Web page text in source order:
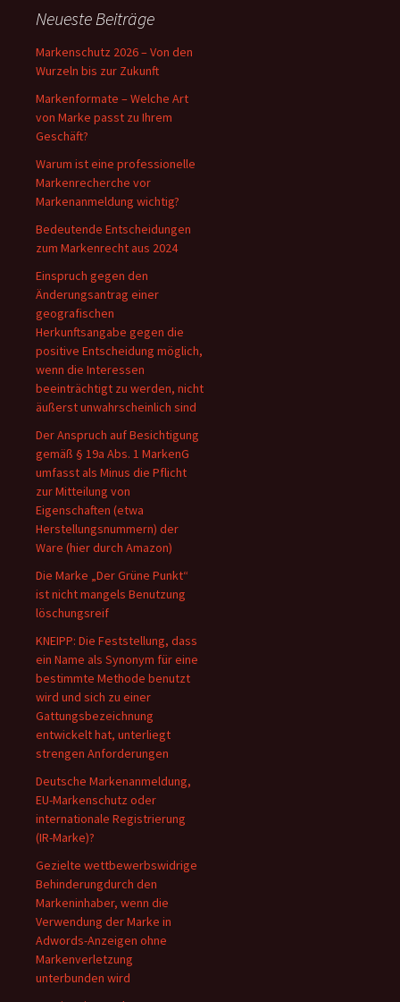
Neueste Beiträge
Markenschutz 2026 – Von den
Wurzeln bis zur Zukunft
Markenformate – Welche Art
von Marke passt zu Ihrem
Geschäft?
Warum ist eine professionelle
Markenrecherche vor
Markenanmeldung wichtig?
Bedeutende Entscheidungen
zum Markenrecht aus 2024
Einspruch gegen den
Änderungsantrag einer
geografischen
Herkunftsangabe gegen die
positive Entscheidung möglich,
wenn die Interessen
beeinträchtigt zu werden, nicht
äußerst unwahrscheinlich sind
Der Anspruch auf Besichtigung
gemäß § 19a Abs. 1 MarkenG
umfasst als Minus die Pflicht
zur Mitteilung von
Eigenschaften (etwa
Herstellungsnummern) der
Ware (hier durch Amazon)
Die Marke „Der Grüne Punkt“
ist nicht mangels Benutzung
löschungsreif
KNEIPP: Die Feststellung, dass
ein Name als Synonym für eine
bestimmte Methode benutzt
wird und sich zu einer
Gattungsbezeichnung
entwickelt hat, unterliegt
strengen Anforderungen
Deutsche Markenanmeldung,
EU-Markenschutz oder
internationale Registrierung
(IR-Marke)?
Gezielte wettbewerbswidrige
Behinderungdurch den
Markeninhaber, wenn die
Verwendung der Marke in
Adwords-Anzeigen ohne
Markenverletzung
unterbunden wird